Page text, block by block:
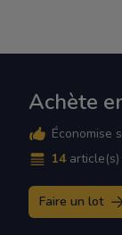
Achète
Économise
14
Faire un lot